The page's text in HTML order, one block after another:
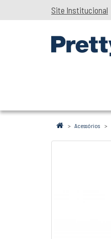
Site Institucional
Acessórios